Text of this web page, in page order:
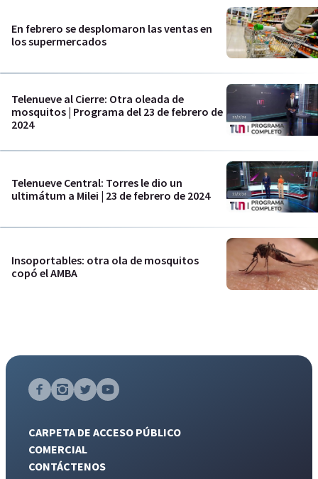
En febrero se desplomaron las ventas en
los supermercados
Telenueve al Cierre: Otra oleada de
mosquitos | Programa del 23 de febrero de
2024
Telenueve Central: Torres le dio un
ultimátum a Milei | 23 de febrero de 2024
Insoportables: otra ola de mosquitos
copó el AMBA
CARPETA DE ACCESO PÚBLICO
COMERCIAL
CONTÁCTENOS